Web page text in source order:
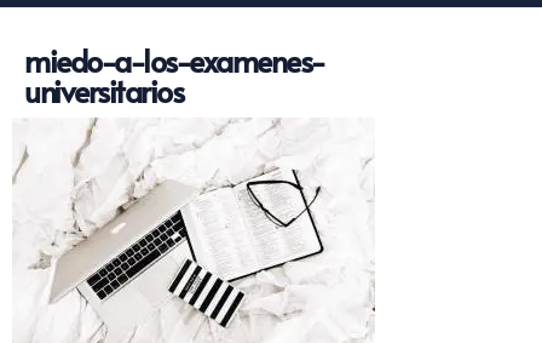
miedo-a-los-examenes-
universitarios